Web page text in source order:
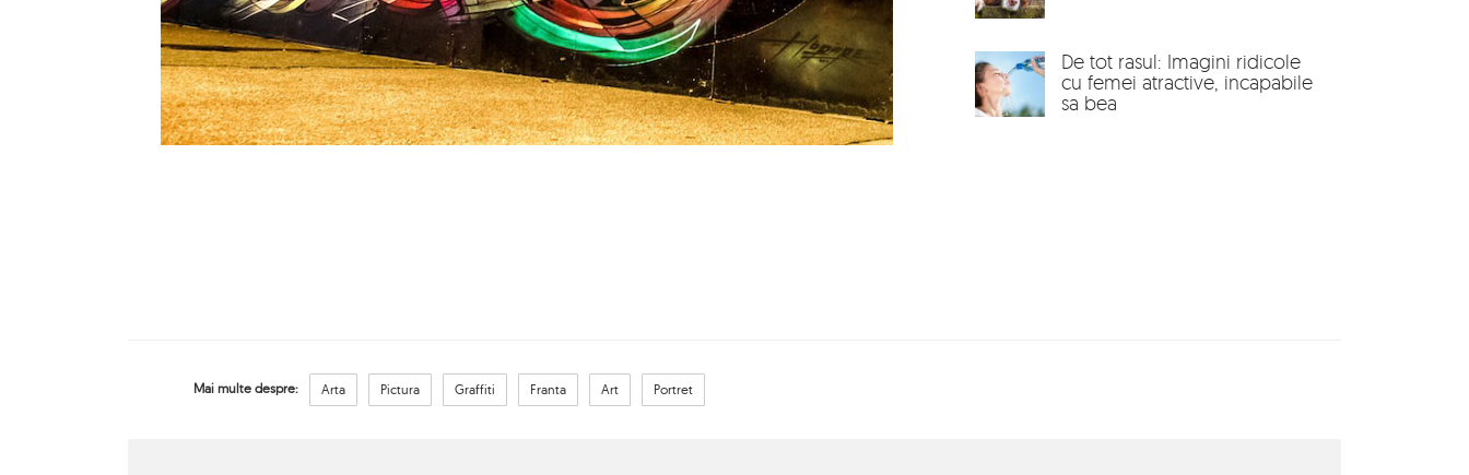
De tot rasul: Imagini ridicole
cu femei atractive, incapabile
sa bea
Mai multe despre: Arta Pictura Graffiti Franta Art Portret